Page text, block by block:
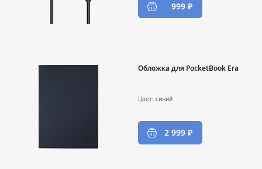
999 ₽
Обложка для PocketBook Era
Цвет: синий
2 999 ₽